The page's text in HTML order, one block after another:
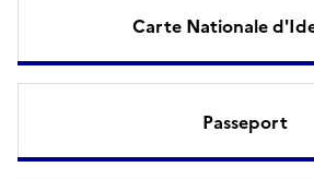
Carte Nationale
Passeport